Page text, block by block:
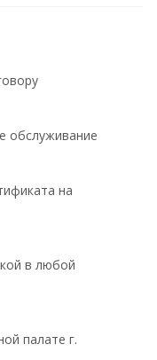
обслуживание
на
в любой
палате г.